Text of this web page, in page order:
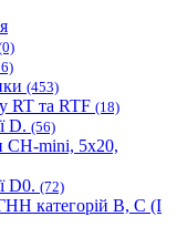
(453)
RT та RTF (18)
D. (56)
CH-mini, 5x20,
D0. (72)
категорій B, C (I